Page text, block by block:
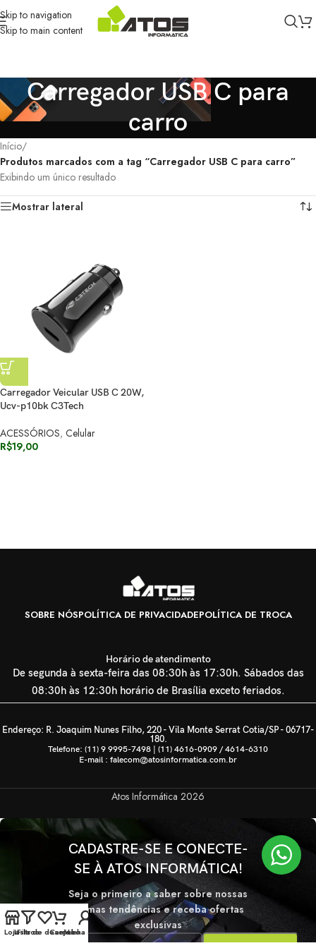
Skip to navigation
Skip to main content
Carregador USB C para
carro
Início/
Produtos marcados com a tag “Carregador USB C para carro”
Exibindo um único resultado
Mostrar lateral
Carregador Veicular USB C 20W,
Ucv-p10bk C3Tech
ACESSÓRIOS, Celular
R$19,00
SOBRE NÓSPOLÍTICA DE PRIVACIDADEPOLÍTICA DE TROCA
Horário de atendimento
De segunda à sexta-feira das 08:30h às 17:30h. Sábados das
08:30h às 12:30h horário de Brasília exceto feriados.
Endereço: R. Joaquim Nunes Filho, 220 - Vila Monte Serrat Cotia/SP - 06717-
180.
Telefone: (11) 9 9995-7498 | (11) 4616-0909 / 4614-6310
E-mail : falecom@atosinformatica.com.br
Atos Informática 2026
CADASTRE-SE E CONECTE-
SE À ATOS INFORMÁTICA!
Seja o primeiro a saber sobre nossas
últimas tendências e receba ofertas
exclusivas
LojaFiltros
Lista de desejos
CarrinhoMinha conta